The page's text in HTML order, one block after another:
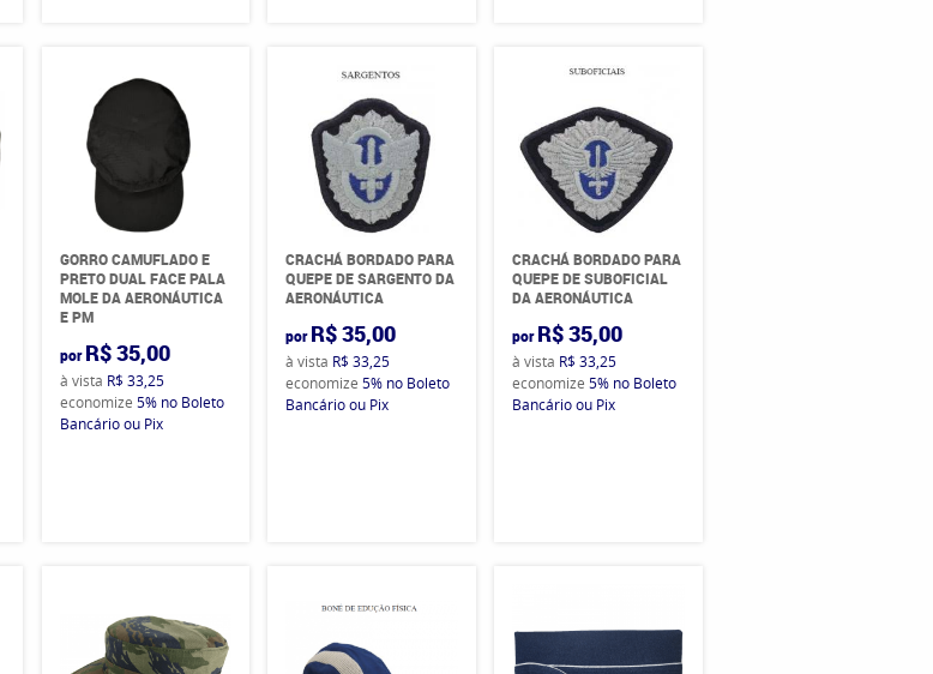
GORRO CAMUFLADO E
PRETO DUAL FACE PALA
MOLE DA AERONÁUTICA
E PM
por R$ 35,00
à vista R$ 33,25
economize 5% no Boleto
Bancário ou Pix
CRACHÁ BORDADO PARA
QUEPE DE SARGENTO DA
AERONÁUTICA
por R$ 35,00
à vista R$ 33,25
economize5% no Boleto
Bancário ou Pix
CRACHÁ BORDADO PARA
QUEPE DE SUBOFICIAL
DA AERONÁUTICA
por R$ 35,00
à vista R$ 33,25
economize5% no Boleto
Bancário ou Pix